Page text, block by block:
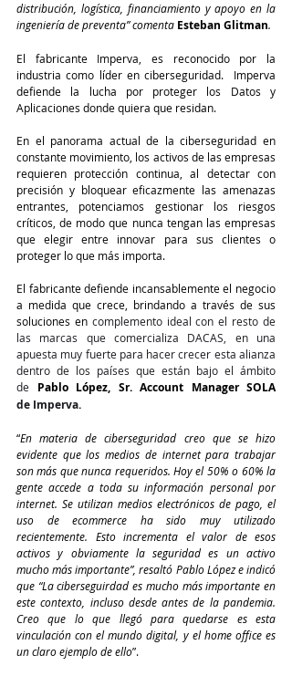
distribución, logística, financiamiento y apoyo en la
ingeniería de preventa” comenta Esteban Glitman.
El fabricante Imperva, es reconocido por la
industria como líder en ciberseguridad.  Imperva
defiende la lucha por proteger los Datos y
Aplicaciones donde quiera que residan.
En el panorama actual de la ciberseguridad en
constante movimiento, los activos de las empresas
requieren protección continua, al detectar con
precisión y bloquear eficazmente las amenazas
entrantes, potenciamos gestionar los riesgos
críticos, de modo que nunca tengan las empresas
que elegir entre innovar para sus clientes o
proteger lo que más importa.
El fabricante defiende incansablemente el negocio
a medida que crece, brindando a través de sus
soluciones en complemento ideal con el resto de
las marcas que comercializa DACAS, en una
apuesta muy fuerte para hacer crecer esta alianza
dentro de los países que están bajo el ámbito
de
Pablo López, Sr. Account Manager SOLA
de Imperva.
“En materia de ciberseguridad creo que se hizo
evidente que los medios de internet para trabajar
son más que nunca requeridos. Hoy el 50% o 60% la
gente accede a toda su información personal por
internet. Se utilizan medios electrónicos de pago, el
uso de ecommerce ha sido muy utilizado
recientemente. Esto incrementa el valor de esos
activos y obviamente la seguridad es un activo
mucho más importante”, resaltó Pablo López e indicó
que “La ciberseguirdad es mucho más importante en
este contexto, incluso desde antes de la pandemia.
Creo que lo que llegó para quedarse es esta
vinculación con el mundo digital, y el home office es
un claro ejemplo de ello”.